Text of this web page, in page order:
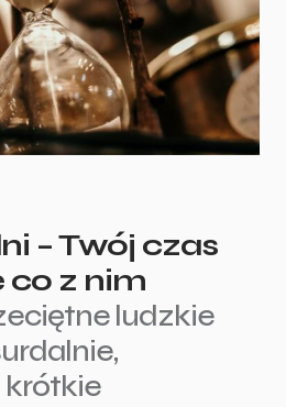
– Twój czas
co z nim
ludzkie
krótkie